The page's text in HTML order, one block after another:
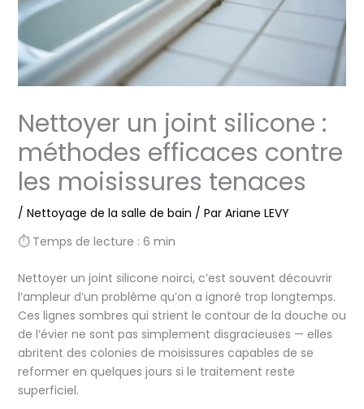
Nettoyer un joint silicone :
méthodes efficaces contre
les moisissures tenaces
/ Nettoyage de la salle de bain / Par Ariane LEVY
⏱ Temps de lecture : 6 min
Nettoyer un joint silicone noirci, c’est souvent découvrir
l’ampleur d’un problème qu’on a ignoré trop longtemps.
Ces lignes sombres qui strient le contour de la douche ou
de l’évier ne sont pas simplement disgracieuses — elles
abritent des colonies de moisissures capables de se
reformer en quelques jours si le traitement reste
superficiel.